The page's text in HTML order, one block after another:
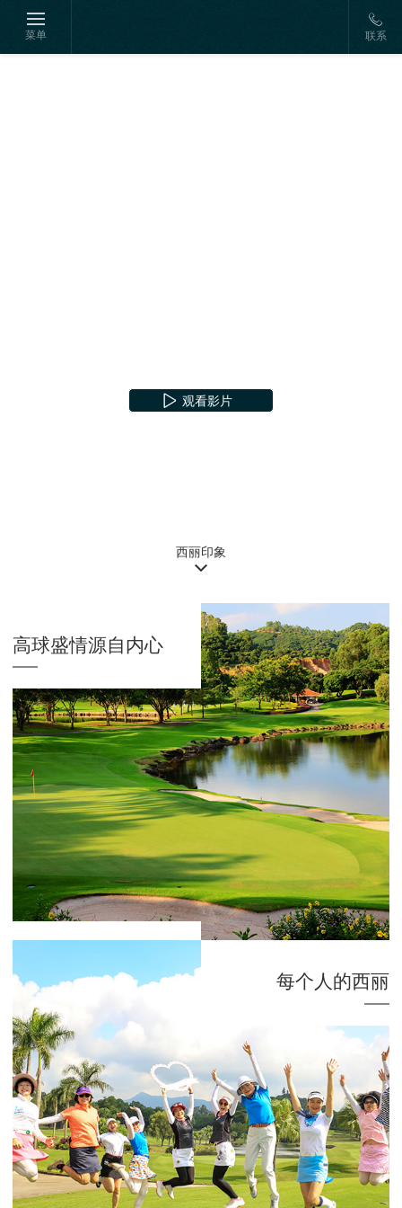
菜单 联系
观看影片
观看影片
观看影片
观看影片
西丽印象
高球盛情源自内心
每个人的西丽